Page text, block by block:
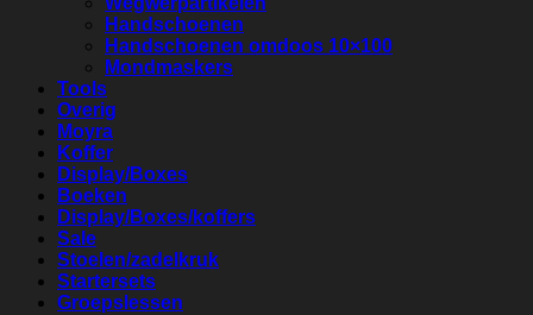
Handschoenen
Handschoenen omdoos 10×100
Mondmaskers
Tools
Overig
Moyra
Koffer
Display/Boxes
Boeken
Display/Boxes/koffers
Sale
Stoelen/zadelkruk
Startersets
Groepslessen